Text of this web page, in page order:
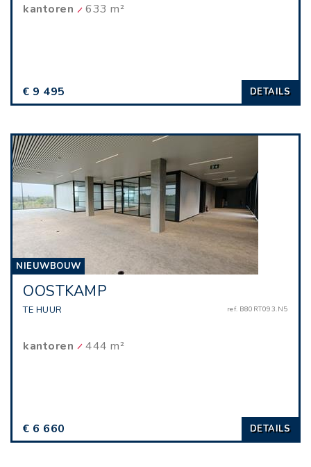
kantoren 633 m²
€ 9 495 DETAILS
NIEUWBOUW
OOSTKAMP
TE HUUR ref. B80RT093.N5
kantoren 444 m²
€ 6 660 DETAILS